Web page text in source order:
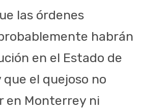
las órdenes
habrán
en el Estado de
que el quejoso no
en Monterrey ni